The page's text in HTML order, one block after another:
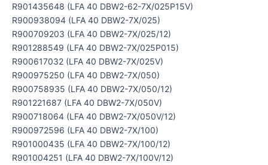
R901435648 (LFA 40 DBW2-62-7X/025P15V)
R900938094 (LFA 40 DBW2-7X/025)
R900709203 (LFA 40 DBW2-7X/025/12)
R901288549 (LFA 40 DBW2-7X/025P015)
R900617032 (LFA 40 DBW2-7X/025V)
R900975250 (LFA 40 DBW2-7X/050)
R900758935 (LFA 40 DBW2-7X/050/12)
R901221687 (LFA 40 DBW2-7X/050V)
R900718064 (LFA 40 DBW2-7X/050V/12)
R900972596 (LFA 40 DBW2-7X/100)
R901000435 (LFA 40 DBW2-7X/100/12)
R901004251 (LFA 40 DBW2-7X/100V/12)